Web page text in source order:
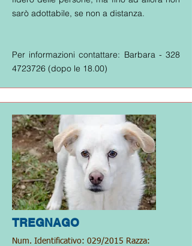
sarò adottabile, se non a distanza.
Per informazioni contattare: Barbara - 328
4723726 (dopo le 18.00)
TREGNAGO
Num. Identificativo: 029/2015 Razza: